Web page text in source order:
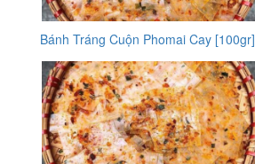
Bánh Tráng Cuộn Phomai Cay [100gr]